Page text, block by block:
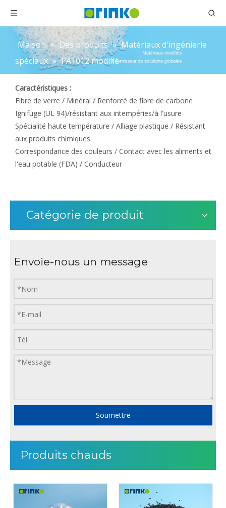
Maison » Des produits » Matériaux d'ingénierie
spéciaux » PA1012 modifié
Caractéristiques :
Fibre de verre / Minéral / Renforcé de fibre de carbone
Ignifuge (UL 94)/résistant aux intempéries/à l'usure
Spécialité haute température / Alliage plastique / Résistant
aux produits chimiques
Correspondance des couleurs / Contact avec les aliments et
l'eau potable (FDA) / Conducteur
Catégorie de produit
Envoie-nous un message
Soumettre
Produits chauds